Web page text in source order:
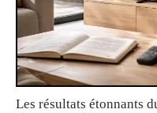
Les résultats étonnants